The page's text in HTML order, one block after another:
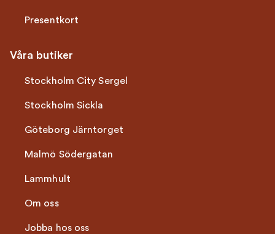
Presentkort
Våra butiker
Stockholm City Sergel
Stockholm Sickla
Göteborg Järntorget
Malmö Södergatan
Lammhult
Om oss
Jobba hos oss